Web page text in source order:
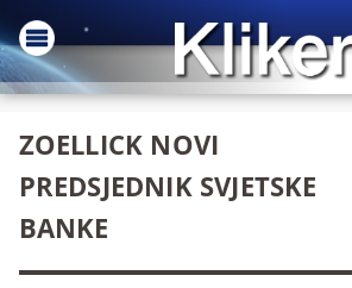
ZOELLICK NOVI
PREDSJEDNIK SVJETSKE
BANKE